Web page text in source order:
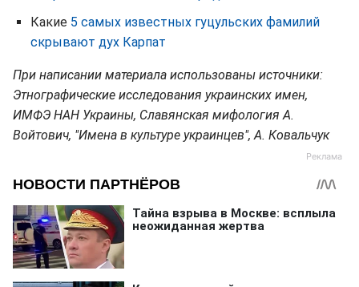
Какие 5 самых известных гуцульских фамилий
скрывают дух Карпат
При написании материала использованы источники:
Этнографические исследования украинских имен,
ИМФЭ НАН Украины, Славянская мифология А.
Войтович, "Имена в культуре украинцев", А. Ковальчук